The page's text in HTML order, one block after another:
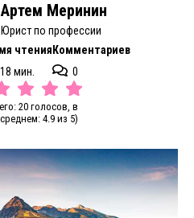
Артем Меринин
Юрист по профессии
чтения
18 мин.
Комментариев
0
20 голосов, в
среднем: 4.9 из 5)